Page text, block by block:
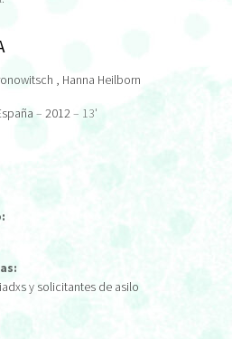
, Hanna Heilborn
– 2012– 13'
y solicitantes de asilo